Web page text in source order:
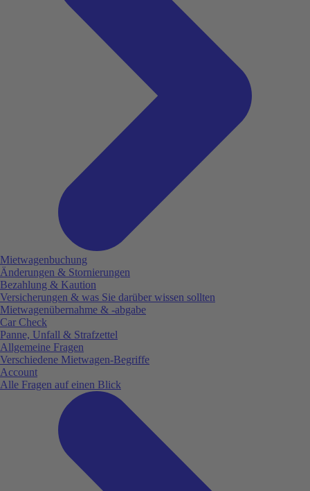
Mietwagenbuchung
Änderungen & Stornierungen
Bezahlung & Kaution
Versicherungen & was Sie darüber wissen sollten
Mietwagenübernahme & -abgabe
Car Check
Panne, Unfall & Strafzettel
Allgemeine Fragen
Verschiedene Mietwagen-Begriffe
Account
Alle Fragen auf einen Blick